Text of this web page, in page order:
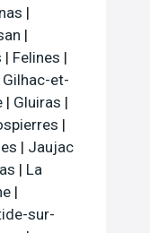
|
|
| Felines |
Gilhac-et-
| Gluiras |
|
| Jaujac
| La
|
sur-